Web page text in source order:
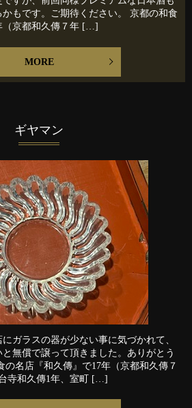
もです。ご期待ください。 京都の和食
（京都和久傳７年 […]
MORE
ギヤマン
ガラスの器が少ない事に気づかれて、
無償で譲って頂きました。ありがとう
の名店『和久傳』で17年（京都和久傳７
寺和久傳1年、室町 […]